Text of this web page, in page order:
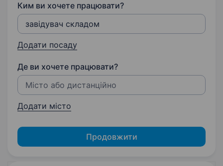
Ким ви хочете працювати?
Додати посаду
Де ви хочете працювати?
Додати місто
Продовжити